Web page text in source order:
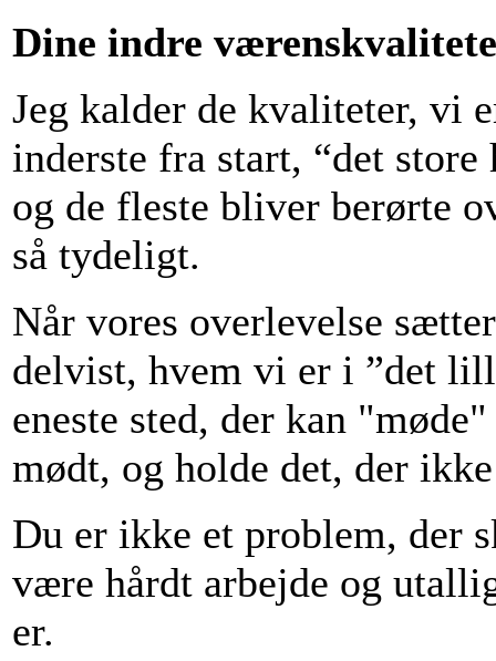
Dine indre
Jeg kalder de kvaliteter, vi
inderste fra start, “det
og de fleste bliver berørte
så tydeligt.
Når vores overlevelse
delvist, hvem vi er i ”det
eneste sted, der kan
mødt, og holde det, der
Du er ikke et problem, der
være hårdt arbejde og
er.